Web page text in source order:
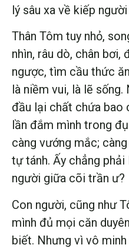
lý sâu xa về kiếp
Thân Tôm tuy nhỏ,
nhìn, râu dò, chân bơi,
ngược, tìm cầu thức
là niềm vui, là lẽ sống.
đầu lại chất chứa bao
lần đắm mình trong
càng vướng mắc;
tự tánh. Ấy chẳng
người giữa cõi trần ư?
Con người, cũng như
mình đủ mọi căn
biết. Nhưng vì vô